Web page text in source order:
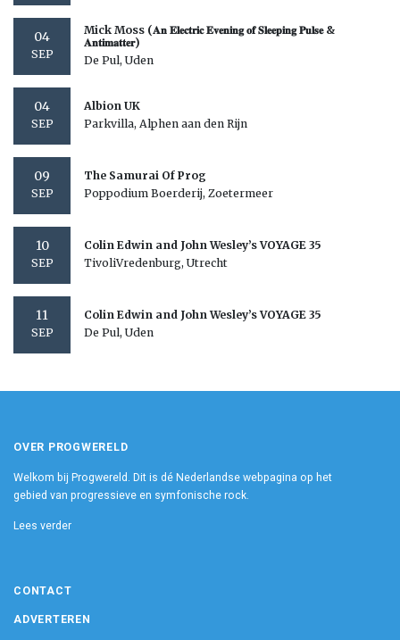
04
SEP
Mick Moss (𝐀𝐧 𝐄𝐥𝐞𝐜𝐭𝐫𝐢𝐜 𝐄𝐯𝐞𝐧𝐢𝐧𝐠 𝐨𝐟 𝐒𝐥𝐞𝐞𝐩𝐢𝐧𝐠 𝐏𝐮𝐥𝐬𝐞 &
𝐀𝐧𝐭𝐢𝐦𝐚𝐭𝐭𝐞𝐫)
De Pul, Uden
04
SEP
Albion UK
Parkvilla, Alphen aan den Rijn
09
SEP
The Samurai Of Prog
Poppodium Boerderij, Zoetermeer
10
SEP
Colin Edwin and John Wesley’s VOYAGE 35
TivoliVredenburg, Utrecht
11
SEP
Colin Edwin and John Wesley’s VOYAGE 35
De Pul, Uden
OVER PROGWERELD
Welkom bij Progwereld. Dit is dé Nederlandse webpagina op het
gebied van progressieve en symfonische rock.
Lees verder
CONTACT
ADVERTEREN